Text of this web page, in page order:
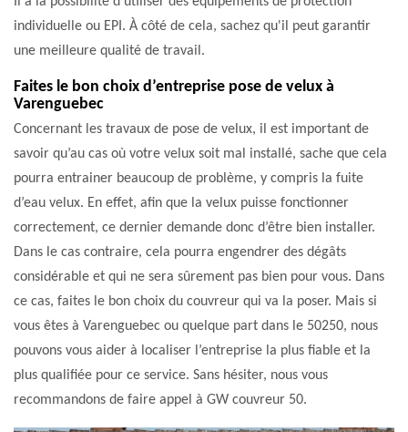
individuelle ou EPI. À côté de cela, sachez qu'il peut garantir
une meilleure qualité de travail.
Faites le bon choix d’entreprise pose de velux à
Varenguebec
Concernant les travaux de pose de velux, il est important de
savoir qu’au cas où votre velux soit mal installé, sache que cela
pourra entrainer beaucoup de problème, y compris la fuite
d’eau velux. En effet, afin que la velux puisse fonctionner
correctement, ce dernier demande donc d’être bien installer.
Dans le cas contraire, cela pourra engendrer des dégâts
considérable et qui ne sera sûrement pas bien pour vous. Dans
ce cas, faites le bon choix du couvreur qui va la poser. Mais si
vous êtes à Varenguebec ou quelque part dans le 50250, nous
pouvons vous aider à localiser l’entreprise la plus fiable et la
plus qualifiée pour ce service. Sans hésiter, nous vous
recommandons de faire appel à GW couvreur 50.